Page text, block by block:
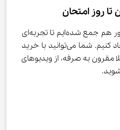
روز امتحان
، دور هم جمع شده‌ایم تا تجربه‌ای
متفاوت را برای کاربران ایجاد کنیم. شما می‌توانید با خرید
مقرون به صرفه، از ویدیوهای